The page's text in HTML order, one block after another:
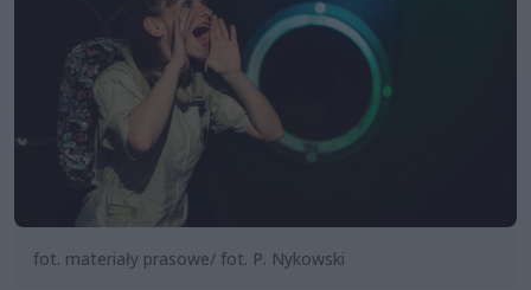
fot. materiały prasowe/ fot. P. Nykowski